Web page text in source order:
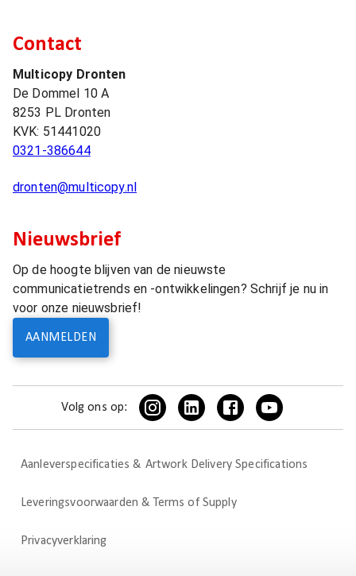
Contact
Multicopy Dronten
De Dommel 10 A
8253 PL Dronten
KVK: 51441020
0321-386644
dronten@multicopy.nl
Nieuwsbrief
Op de hoogte blijven van de nieuwste
communicatietrends en -ontwikkelingen? Schrijf je nu in
voor onze nieuwsbrief!
AANMELDEN
Volg ons op:
Aanleverspecificaties & Artwork Delivery Specifications
Leveringsvoorwaarden & Terms of Supply
Privacyverklaring